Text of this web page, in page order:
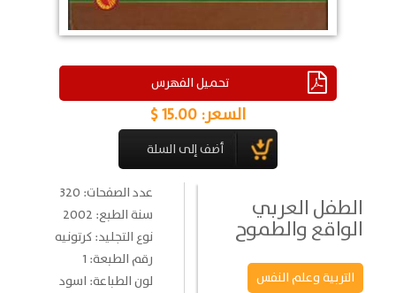
تحميل الفهرس
السعر: 15.00 $
الطفل العربي
الواقع والطموح
التربية وعلم النفس
عدد الصفحات: 320
سنة الطبع: 2002
نوع التجليد: كرتونيه
رقم الطبعة: 1
لون الطباعة: اسود